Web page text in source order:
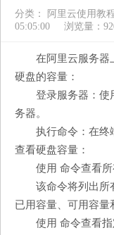
分类： 阿里云使用教
05:05:00
浏览量：
在阿里云服务器
硬盘的容量：
登录服务器：使
务器。
执行命令：在终
查看硬盘容量：
使用 命令查看
该命令将列出所
已用容量、可用容量
使用 命令查看